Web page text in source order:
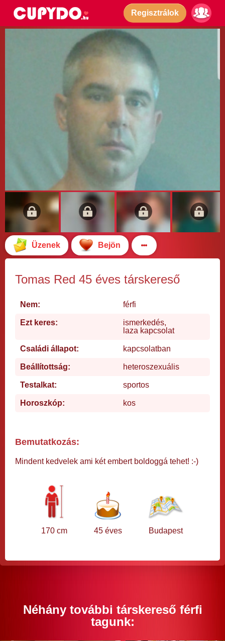
Regisztrálok
Üzenek Bejön
Tomas Red 45 éves társkereső
Nem: férfi
Ezt keres:
ismerkedés,
laza kapcsolat
Családi állapot: kapcsolatban
Beállítottság: heteroszexuális
Testalkat: sportos
Horoszkóp: kos
Bemutatkozás:
Mindent kedvelek ami két embert boldoggá tehet! :-)
170 cm 45 éves Budapest
Néhány további társkereső férfi
tagunk: